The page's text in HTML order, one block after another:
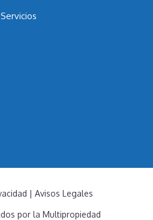
de cookies (UE)
|Avisos Legales